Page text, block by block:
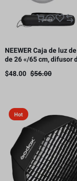
NEEWER Caja de luz
de 26 «/65 cm, difusor
liberación rápida 360°
Mount Softbox con
$56.00
$48.00
Hot